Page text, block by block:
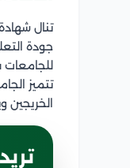
تنال
جودة
للجامعات
تتميز